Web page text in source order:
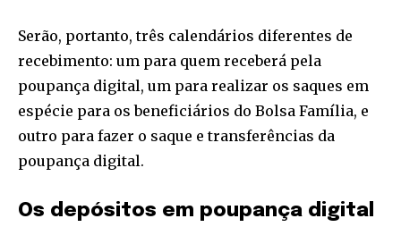
Join our community of
SUBSCRIBERS and be part of the
conversation.
To subscribe, simply enter your email address on our website
or click the subscribe button below. Don't worry, we respect
your privacy and won't spam your inbox. Your information is
Serão, portanto, três calendários diferentes de
recebimento: um para quem receberá pela
poupança digital, um para realizar os saques em
espécie para os beneficiários do Bolsa Família, e
outro para fazer o saque e transferências da
poupança digital.
Os depósitos em poupança digital